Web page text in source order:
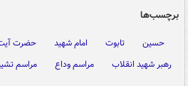
برچسب‌ها
حسین تابوت امام شهید حضرت آیت
رهبر شهید انقلاب
مراسم وداع مراسم